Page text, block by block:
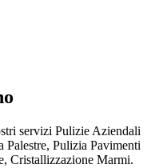
servizi Pulizie Aziendali
Pulizia Pavimenti
Cristallizzazione Marmi.